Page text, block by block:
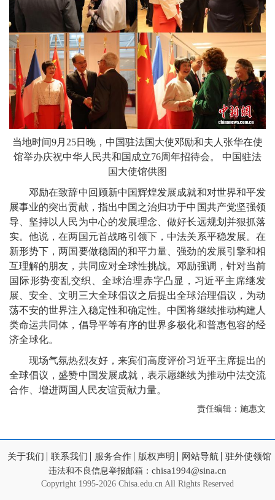
当地时间9月25日晚，中国驻法国大使邓励和夫人张华在使
馆举办庆祝中华人民共和国成立76周年招待会。 中国驻法
国大使馆供图
邓励在致辞中回顾新中国辉煌发展成就和对世界和平发
展事业的突出贡献，指出中国之治归功于中国共产党坚强领
导、坚持以人民为中心的发展理念、做好长远规划并狠抓落
实。他说，在两国元首战略引领下，中法关系平稳发展。在
新形势下，两国要做稳固的和平力量、强劲的发展引擎和相
互理解的朋友，共同应对全球性挑战。邓励强调，针对当前
国际形势变乱交织、全球治理赤字凸显，习近平主席继发
展、安全、文明三大全球倡议之后提出全球治理倡议，为动
荡不安的世界注入稳定性和确定性。中国将继续推动构建人
类命运共同体，倡导平等有序的世界多极化和普惠包容的经
济全球化。
现场气氛热烈友好，来宾们高度评价习近平主席提出的
全球倡议，盛赞中国发展成就，表示愿继续为推动中法交流
合作、增进两国人民友谊贡献力量。
责任编辑：施惠文
关于我们 联系我们 服务合作 版权声明 网站导航 驻外使领馆
违法和不良信息举报邮箱： chisa1994@sina.cn
Copyright 1995-2026 Chisa.edu.cn All Rights Reserved